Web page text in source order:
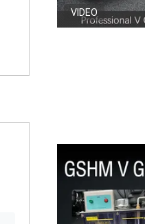
VIDEO